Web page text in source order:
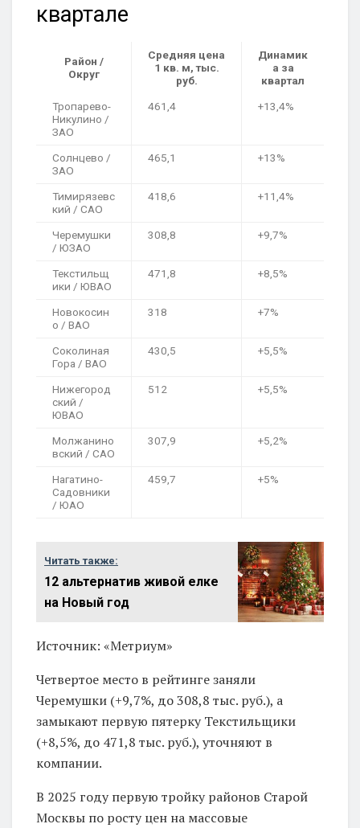
квартале
Район /
Округ
Средняя цена
1 кв. м, тыс.
руб.
Динамик
а за
квартал
Тропарево-
Никулино /
ЗАО
461,4 +13,4%
Солнцево /
ЗАО
465,1 +13%
Тимирязевс
кий / САО
418,6 +11,4%
Черемушки
/ ЮЗАО
308,8 +9,7%
Текстильщ
ики / ЮВАО
471,8 +8,5%
Новокосин
о / ВАО
318 +7%
Соколиная
Гора / ВАО
430,5 +5,5%
Нижегород
ский /
ЮВАО
512 +5,5%
Молжанино
вский / САО
307,9 +5,2%
Нагатино-
Садовники
/ ЮАО
459,7 +5%
Читать также:
12 альтернатив живой елке
на Новый год
Источник: «Метриум»
Четвертое место в рейтинге заняли
Черемушки (+9,7%, до 308,8 тыс. руб.), а
замыкают первую пятерку Текстильщики
(+8,5%, до 471,8 тыс. руб.), уточняют в
компании.
В 2025 году первую тройку районов Старой
Москвы по росту цен на массовые